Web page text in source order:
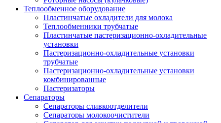
Теплообменное оборудование
Пластинчатые охладители для молока
Теплообменники трубчатые
Пластинчатые пастеризационно-охладительные
установки
Пастеризационно-охладительные установки
трубчатые
Пастеризационно-охладительные установки
комбинированные
Пастеризаторы
Сепараторы
Сепараторы сливкоотделители
Сепараторы молокоочистители